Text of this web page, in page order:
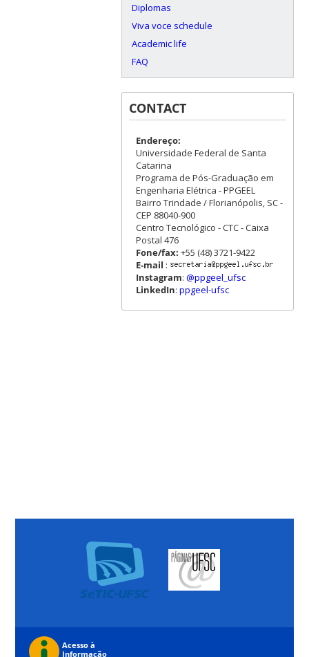
Diplomas
Viva voce schedule
Academic life
FAQ
CONTACT
Endereço:
Universidade Federal de Santa
Catarina
Programa de Pós-Graduação em
Engenharia Elétrica - PPGEEL
Bairro Trindade / Florianópolis, SC -
CEP 88040-900
Centro Tecnológico - CTC - Caixa
Postal 476
Fone/fax: +55 (48) 3721-9422
E-mail :
Instagram: @ppgeel_ufsc
LinkedIn: ppgeel-ufsc